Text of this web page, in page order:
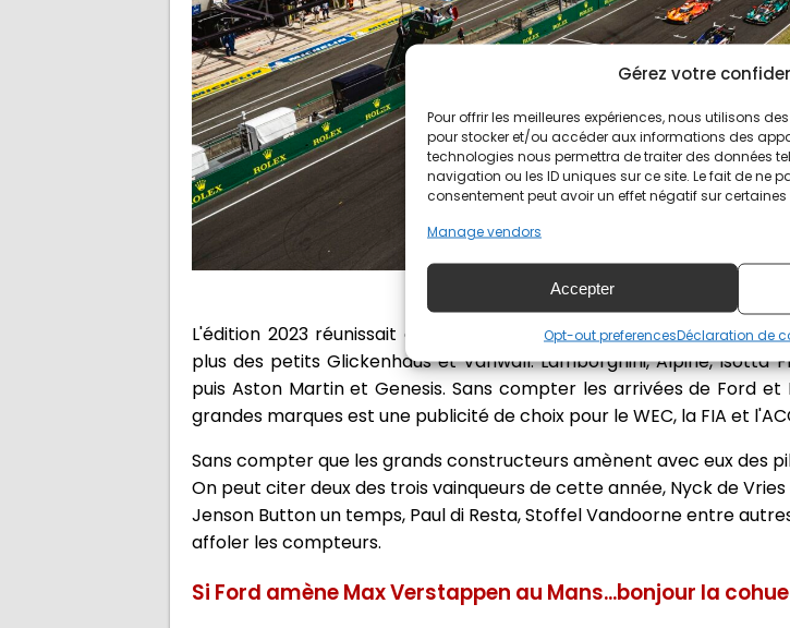
Gérez votre
Pour offrir les meilleures expériences, nous utilisons
pour stocker et/ou accéder aux informations des
technologies nous permettra de traiter des données
navigation ou les ID uniques sur ce site. Le fait de ne
consentement peut avoir un effet négatif sur
Manage vendors
Accepter
Opt-out preferencesDéclaration de
Huit constructeurs se battent pour les victoires au général
L'édition 2023 réunissait cinq grandes marques, qu'étaient Ferrari,
plus des petits Glickenhaus et Vanwall. Lamborghini, Alpine, Isotta
puis Aston Martin et Genesis. Sans compter les arrivées de Ford
grandes marques est une publicité de choix pour le WEC, la FIA et
Sans compter que les grands constructeurs amènent avec eux des
On peut citer deux des trois vainqueurs de cette année, Nyck de
Jenson Button un temps, Paul di Resta, Stoffel Vandoorne entre
affoler les compteurs.
Si Ford amène Max Verstappen au Mans...bonjour la cohue